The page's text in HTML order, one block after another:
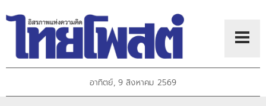
อาทิตย์, 9 สิงหาคม 2569